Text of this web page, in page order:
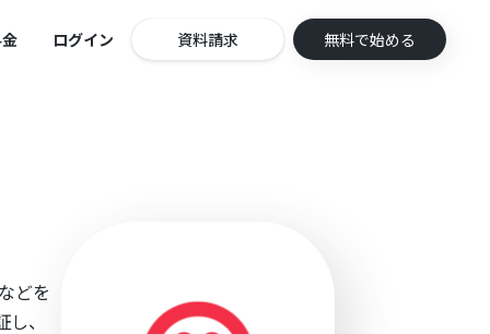
ログイン 資料請求 無料で始める
どを
、